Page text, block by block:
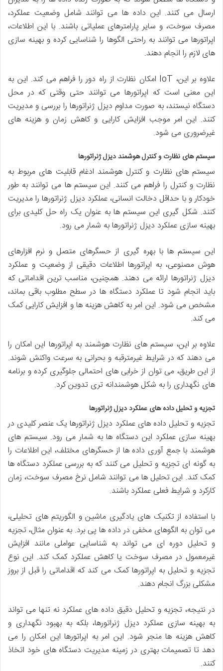
ارسال می کنند. این داده ها می توانند شامل وضعیت عملکرد،
مصرف سوخت، و سایر پارامترهای عملیاتی باشند. با این اطلاعات،
اپراتورها می توانند به راحتی الگوها را شناسایی کرده و بهینه سازی
های لازم را انجام دهند.
علاوه بر این، IoT امکان نظارت از راه دور را فراهم می کند. این به
این معنی است که اپراتورها می توانند حتی وقتی که در محل
دستگاه نیستند، به صورت مداوم دیزل ژنراتورها را بررسی و مدیریت
کنند. این امر موجب افزایش کارایی و کاهش زمان و هزینه های
غیرضروری می شود.
سیستم های نظارت و کنترل هوشمند دیزل ژنراتورها
سیستم های نظارت و کنترل هوشمند ادغام قابلیت های مربوط به
نظارت و کنترل را فراهم می کنند. این سیستم ها می توانند به طور
خودکار و با حداقل دخالت انسانی، عملکرد دیزل ژنراتورها را مدیریت
کنند. شکل گیری این سیستم ها به عنوان یک راه حل کلیدی برای
بهینه سازی عملکرد دیزل ژنراتورها به شمار می رود.
این سیستم ها با بهره گیری از حسگرهای متصل و نرم افزارهای
هوش مصنوعی، به اپراتورها اطلاعات دقیقی از وضعیت و عملکرد
دیزل ژنراتورها ارائه می دهند. همچنین، مناسب ترین اقداماتی که
باید انجام شود تا عملکرد دستگاه ها در سطح مطلوب باقی بماند،
مشخص می شود. این امر به کاهش هزینه ها و افزایش کارایی کمک
می کند.
علاوه بر این، سیستم های نظارت هوشمند به اپراتورها این امکان را
می دهند که در شرایط غیرمترقبه و بحرانی به سرعت واکنش شوند.
از این طریق، می توان از خرابی های احتمالی جلوگیری کرده و برنامه
های نگهداری را به شکل هوشمندانه تری تدوین کرد.
تجزیه و تحلیل داده های عملکرد دیزل ژنراتورها
تجزیه و تحلیل داده های عملکرد دیزل ژنراتورها یک عنصر کلیدی در
بهینه سازی عملکرد این دستگاه ها به شمار می رود. سیستم های
هوشمند با جمع آوری داده ها از حسگرهای مختلف، این اطلاعات را
به گونه ای تجزیه و تحلیل می کنند که به بررسی عملکرد دستگاه ها
کمک کند. این تحلیل ها می توانند شامل نرخ مصرف سوخت، زمان
کارکرد و شرایط فعلی عملکرد باشند.
با استفاده از تکنیک های یادگیری ماشین و الگوریتم های تحلیلی،
می توان به الگوهای مخفی در داده ها پی برد. به عنوان مثال، تجزیه
و تحلیل دوره ای می تواند به شناسایی عواملی مانند افزایش
غیرمعمول در مصرف سوخت یا کاهش عملکرد کمک کند. این نوع
تجزیه و تحلیل به اپراتورها کمک می کند که اقداماتی را قبل از بروز
مشکلی بزرگ انجام دهند.
در نتیجه، تجزیه و تحلیل دقیق داده های عملکرد نه تنها می تواند
به بهینه سازی عملکرد دیزل ژنراتورها، بلکه به بهبود نگهداری و
کاهش هزینه ها منجر شود. این امر به اپراتورها این امکان را می
دهد تا تصمیمات بهتری در زمینه مدیریت دستگاه های خود اتخاذ
کنند.